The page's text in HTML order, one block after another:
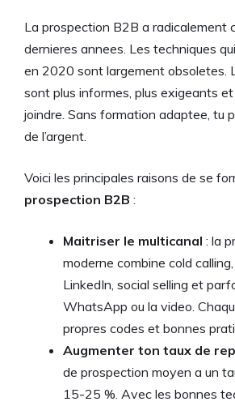
La prospection B2B a radicalement
dernieres annees. Les techniques
en 2020 sont largement obsoletes.
sont plus informes, plus exigeants
joindre. Sans formation adaptee, tu
de l’argent.
Voici les principales raisons de se
prospection B2B :
Maitriser le multicanal : la
moderne combine cold calling,
LinkedIn, social selling et
WhatsApp ou la video.
propres codes et bonnes
Augmenter ton taux de
de prospection moyen a un
15-25 %. Avec les bonnes